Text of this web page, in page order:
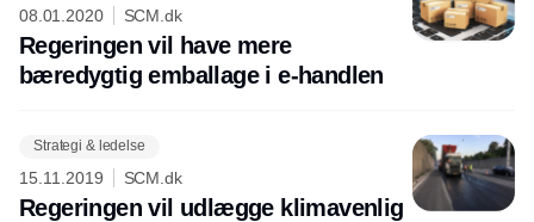
08.01.2020 SCM.dk
Regeringen vil have mere
bæredygtig emballage i e-handlen
Strategi & ledelse
15.11.2019 SCM.dk
Regeringen vil udlægge klimavenlig